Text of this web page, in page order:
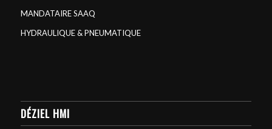
MANDATAIRE SAAQ
HYDRAULIQUE & PNEUMATIQUE
DÉZIEL HMI